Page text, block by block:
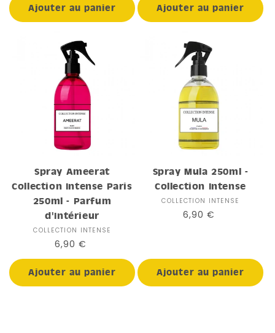
Ajouter au panier Ajouter au panier
Spray Ameerat
Collection Intense Paris
250ml - Parfum
d'Intérieur
Distributeur :
COLLECTION INTENSE
Prix
habituel
6,90 €
Ajouter au panier
Spray Mula 250ml -
Collection Intense
Distributeur :
COLLECTION INTENSE
Prix
6,90 €
Ajouter au panier